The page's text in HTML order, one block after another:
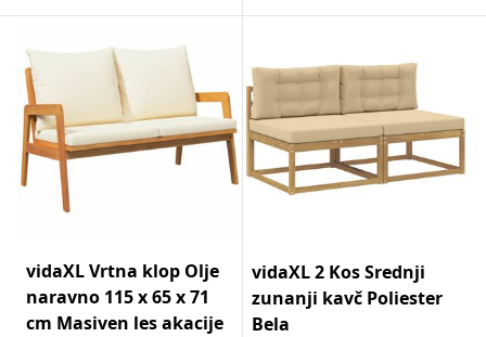
vidaXL Vrtna klop Olje
naravno 115 x 65 x 71
cm Masiven les akacije
vidaXL 2 Kos Srednji
zunanji kavč Poliester
Bela